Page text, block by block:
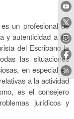
un profesional de
y autenticidad a los
del Escribano le
las situaciones
en especial en
a la actividad
es el consejero
jurídicos y